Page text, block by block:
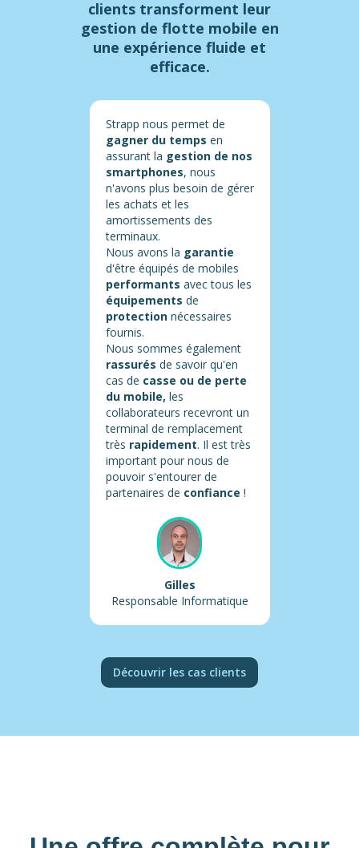
clients transforment leur
gestion de flotte mobile en
une expérience fluide et
efficace.
Strapp nous permet de
gagner du temps en
assurant la gestion de nos
smartphones, nous
n'avons plus besoin de gérer
les achats et les
amortissements des
terminaux.
Nous avons la garantie
d'être équipés de mobiles
performants avec tous les
équipements de
protectionnécessaires
fournis.
Nous sommes également
rassurés de savoir qu'en
cas de casse ou de perte
du mobile, les
collaborateurs recevront un
terminal de remplacement
très rapidement. Il est très
important pour nous de
pouvoir s'entourer de
partenaires de confiance !
Gilles
Responsable Informatique
Découvrir les cas clients